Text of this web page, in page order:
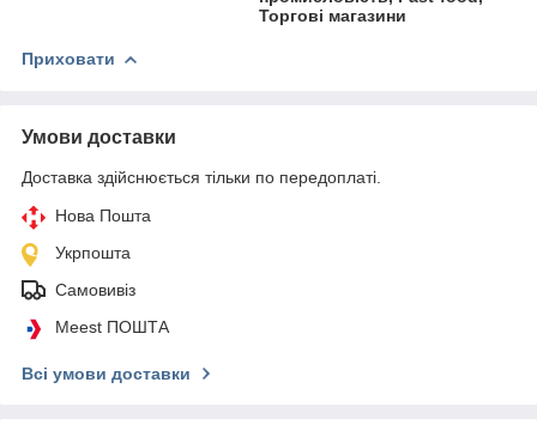
Торгові магазини
Приховати
Умови доставки
Доставка здійснюється тільки по передоплаті.
Нова Пошта
Укрпошта
Самовивіз
Meest ПОШТА
Всі умови доставки